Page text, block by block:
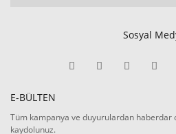
Sosyal
E-BÜLTEN
Tüm kampanya ve duyurulardan haberdar
kaydolunuz.